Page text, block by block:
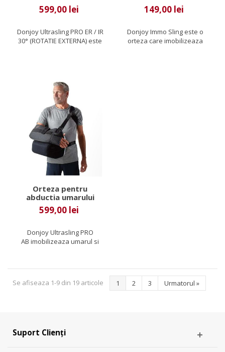
Donjoy Ultrasling Pro
ER / IR 30°
599,00 lei
Donjoy Ultrasling PRO ER / IR
30° (ROTATIE EXTERNA) este
Immo Sling
149,00 lei
Donjoy Immo Sling este o
orteza care imobilizeaza
Orteza pentru
abductia umarului
Donjoy Ultrasling Pro
AB
599,00 lei
Donjoy Ultrasling PRO
AB imobilizeaza umarul si
1 2 3 Urmatorul »
Se afiseaza 1-9 din 19 articole
Suport Clienți